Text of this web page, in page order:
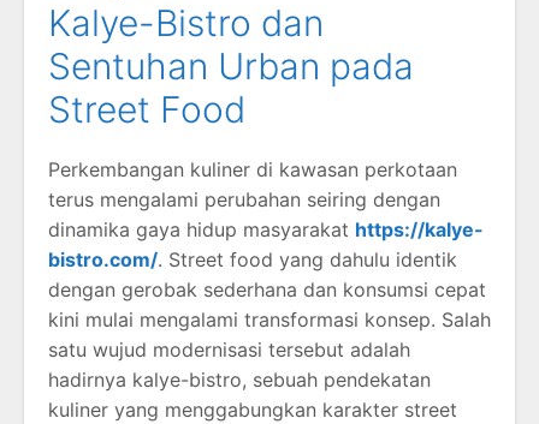
Kalye-Bistro dan
Sentuhan Urban pada
Street Food
Perkembangan kuliner di kawasan perkotaan
terus mengalami perubahan seiring dengan
dinamika gaya hidup masyarakat https://kalye-
bistro.com/. Street food yang dahulu identik
dengan gerobak sederhana dan konsumsi cepat
kini mulai mengalami transformasi konsep. Salah
satu wujud modernisasi tersebut adalah
hadirnya kalye-bistro, sebuah pendekatan
kuliner yang menggabungkan karakter street